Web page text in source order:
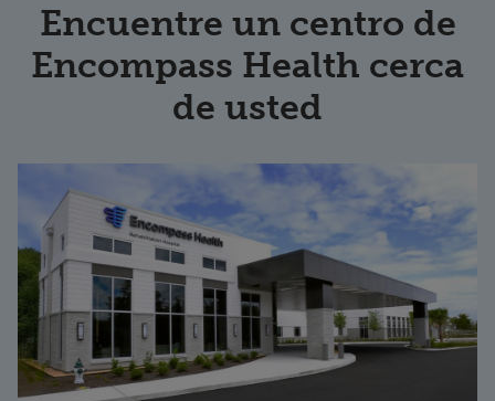
Encuentre un centro de
Encompass Health cerca
de usted